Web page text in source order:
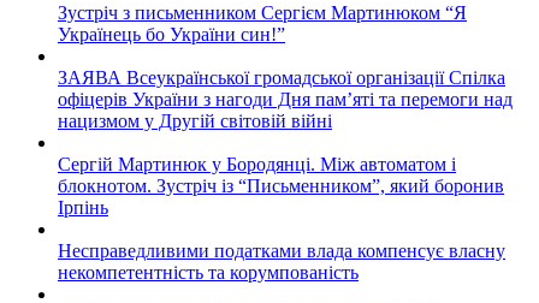
Зустріч з письменником Сергієм Мартинюком “Я
Українець бо України син!”
ЗАЯВА Всеукраїнської громадської організації Спілка
офіцерів України з нагоди Дня пам’яті та перемоги над
нацизмом у Другій світовій війні
Сергій Мартинюк у Бородянці. Між автоматом і
блокнотом. Зустріч із “Письменником”, який боронив
Ірпінь
Несправедливими податками влада компенсує власну
некомпетентність та корумпованість